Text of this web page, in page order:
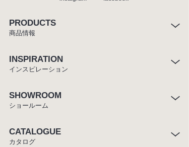
PRODUCTS
商品情報
INSPIRATION
インスピレーション
SHOWROOM
ショールーム
CATALOGUE
カタログ